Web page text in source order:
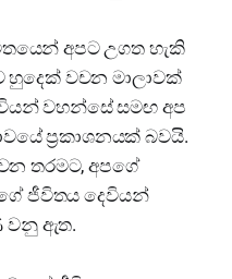
අපට උගත හැකි
හුදෙක් වචන මාලාවක්
වහන්සේ සමඟ අප
ප්‍රකාශනයක් බවයි.
තරමට, අපගේ
ජීවිතය දෙවියන්
වනු ඇත.